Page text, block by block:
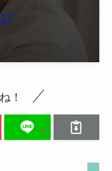
！